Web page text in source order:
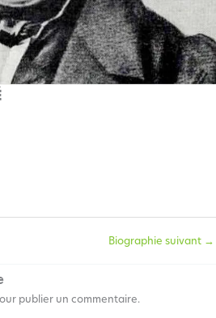
Biographie suivant →
publier un commentaire.